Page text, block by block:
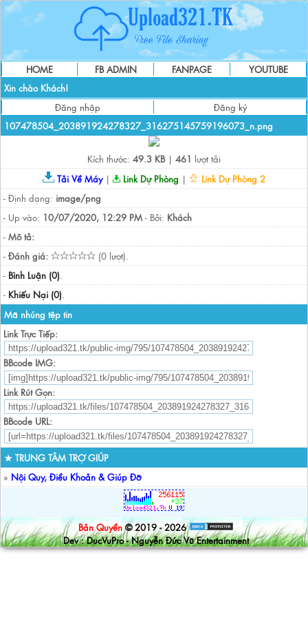
HOME FB ADMIN FANPAGE
YOUTUBE
Xin chào Khách!
Đăng nhập
Đăng ký
107478504_203891924278327_316275145759196073_n.png
Kích thước: 49.3 KB| 461 lượt tải
Tải Về Máy| Link Dự Phòng |
Link Dự Phòng 2
- Định dạng: image/png
- Up vào: 10/07/2020, 12:29 PM - Bởi: Khách
- Mô tả:
- Đánh giá:
(0 lượt).
- Bình Luận (0).
- Khiếu Nại (0).
Mã nhúng tệp tin
Link Trực Tiếp:
BBcode IMG:
Link Rút Gọn:
BBcode URL:
★ TRUNG TÂM TRỢ GIÚP
» Nội Quy, Điều Khoản & Giúp Đỡ
Bản Quyền © 2019 - 2026
Dev : DucVuPro - Nguyễn Đức Vũ Entertainment